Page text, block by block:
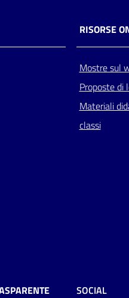
RISORSE
Mostre sul
Proposte di
Materiali
classi
SOCIAL